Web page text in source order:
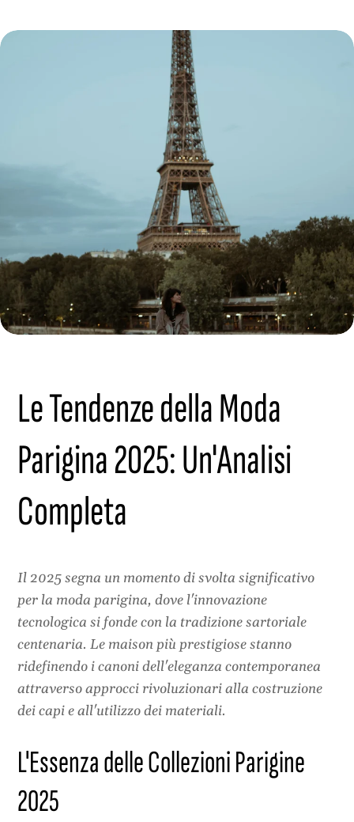
Le Tendenze della Moda
Parigina 2025: Un'Analisi
Completa
Il 2025 segna un momento di svolta significativo
per la moda parigina, dove l'innovazione
tecnologica si fonde con la tradizione sartoriale
centenaria. Le maison più prestigiose stanno
ridefinendo i canoni dell'eleganza contemporanea
attraverso approcci rivoluzionari alla costruzione
dei capi e all'utilizzo dei materiali.
L'Essenza delle Collezioni Parigine
2025